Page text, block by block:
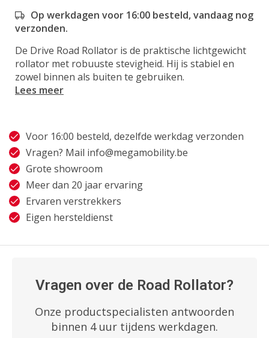
Op werkdagen voor 16:00 besteld, vandaag nog
verzonden.
De Drive Road Rollator is de praktische lichtgewicht
rollator met robuuste stevigheid. Hij is stabiel en
zowel binnen als buiten te gebruiken.
Lees meer
Voor 16:00 besteld, dezelfde werkdag verzonden
Vragen? Mail info@megamobility.be
Grote showroom
Meer dan 20 jaar ervaring
Ervaren verstrekkers
Eigen hersteldienst
Vragen over de Road Rollator?
Onze productspecialisten antwoorden
binnen 4 uur tijdens werkdagen.